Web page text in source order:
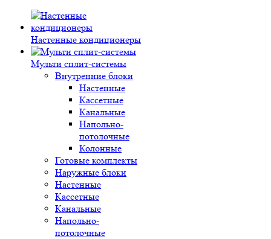
Настенные кондиционеры
Мульти сплит-системы
Внутренние блоки
Настенные
Кассетные
Канальные
Напольно-
потолочные
Колонные
Готовые комплекты
Наружные блоки
Настенные
Кассетные
Канальные
Напольно-
потолочные